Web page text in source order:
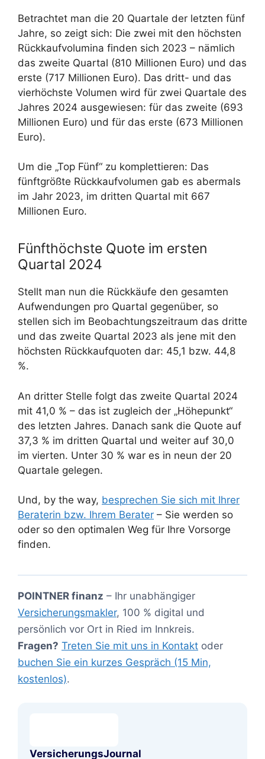
Betrachtet man die 20 Quartale der letzten fünf
Jahre, so zeigt sich: Die zwei mit den höchsten
Rückkaufvolumina finden sich 2023 – nämlich
das zweite Quartal (810 Millionen Euro) und das
erste (717 Millionen Euro). Das dritt- und das
vierhöchste Volumen wird für zwei Quartale des
Jahres 2024 ausgewiesen: für das zweite (693
Millionen Euro) und für das erste (673 Millionen
Euro).
Um die „Top Fünf“ zu komplettieren: Das
fünftgrößte Rückkaufvolumen gab es abermals
im Jahr 2023, im dritten Quartal mit 667
Millionen Euro.
Fünfthöchste Quote im ersten
Quartal 2024
Stellt man nun die Rückkäufe den gesamten
Aufwendungen pro Quartal gegenüber, so
stellen sich im Beobachtungszeitraum das dritte
und das zweite Quartal 2023 als jene mit den
höchsten Rückkaufquoten dar: 45,1 bzw. 44,8
%.
An dritter Stelle folgt das zweite Quartal 2024
mit 41,0 % – das ist zugleich der „Höhepunkt“
des letzten Jahres. Danach sank die Quote auf
37,3 % im dritten Quartal und weiter auf 30,0
im vierten. Unter 30 % war es in neun der 20
Quartale gelegen.
Und, by the way, besprechen Sie sich mit Ihrer
Beraterin bzw. Ihrem Berater – Sie werden so
oder so den optimalen Weg für Ihre Vorsorge
finden.
POINTNER finanz – Ihr unabhängiger
Versicherungsmakler, 100 % digital und
persönlich vor Ort in Ried im Innkreis.
Fragen? Treten Sie mit uns in Kontakt oder
buchen Sie ein kurzes Gespräch (15 Min,
kostenlos).
VersicherungsJournal